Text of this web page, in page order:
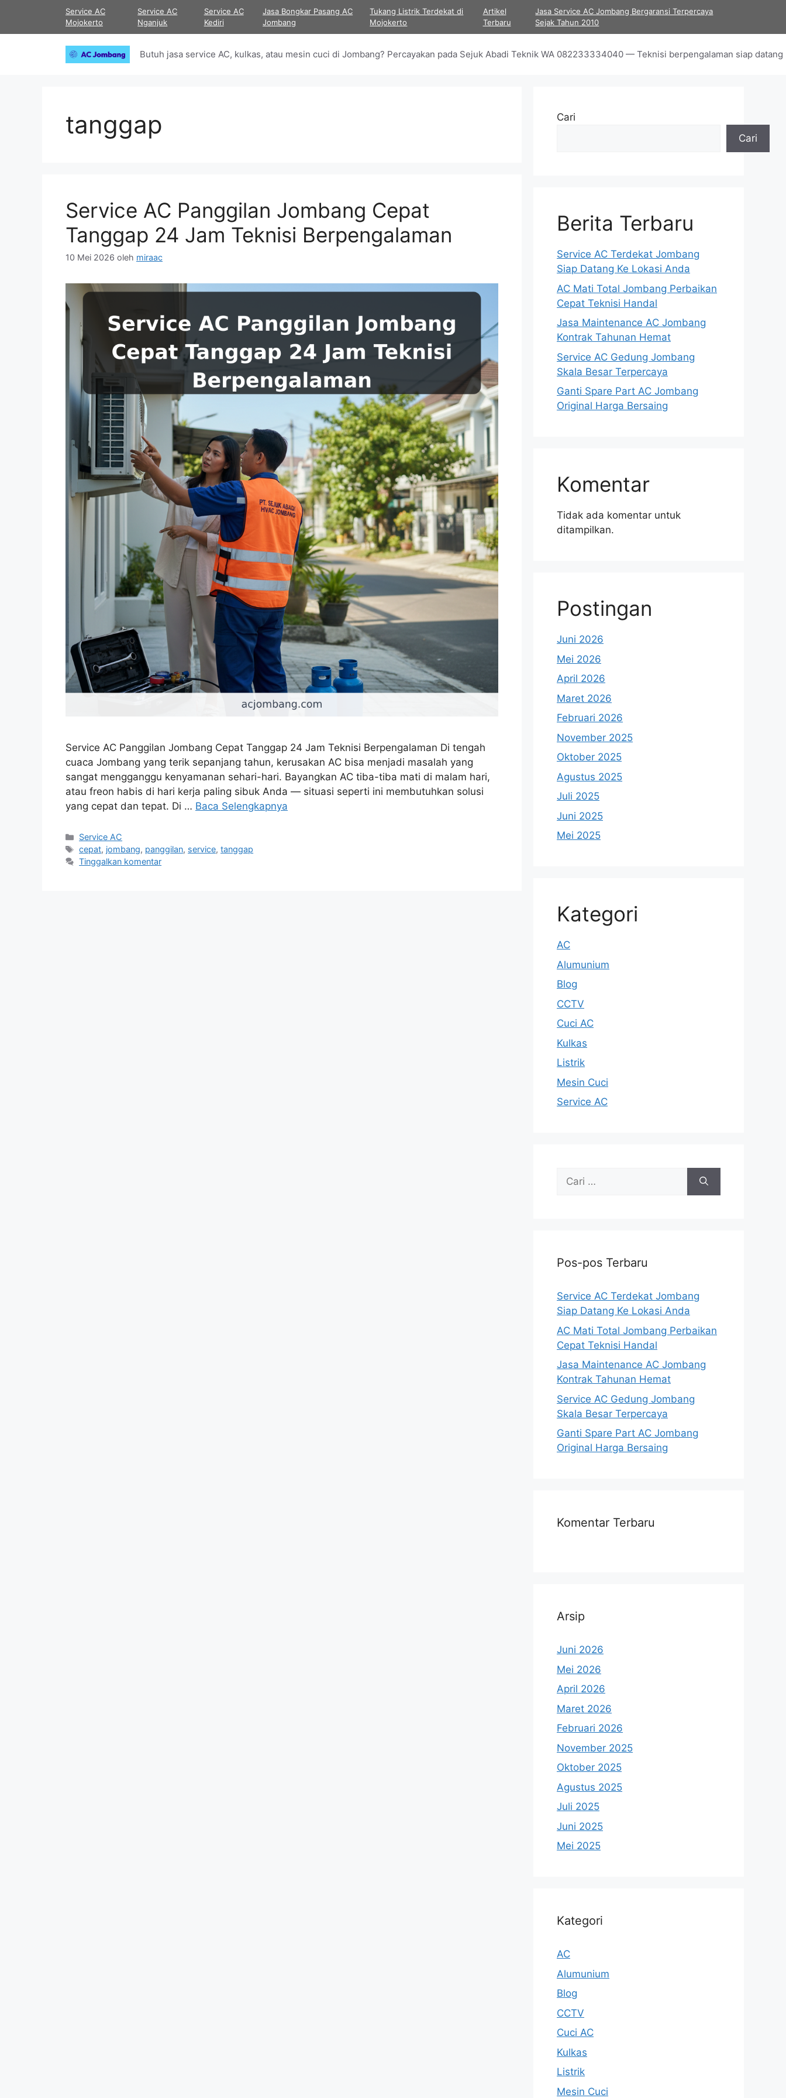
isi
Service AC
Mojokerto
Service AC
Nganjuk
Service AC
Kediri
Jasa Bongkar Pasang AC
Jombang
Tukang Listrik Terdekat di
Mojokerto
Artikel
Terbaru
Jasa Service AC Jombang Bergaransi Terpercaya
Sejak Tahun 2010
Butuh jasa service AC, kulkas, atau mesin cuci di Jombang? Percayakan pada Sejuk Abadi Teknik WA 082233334040 — Teknisi berpengalaman siap
tanggap
Service AC Panggilan Jombang Cepat
Tanggap 24 Jam Teknisi Berpengalaman
10 Mei 2026 oleh miraac
Service AC Panggilan Jombang Cepat Tanggap 24 Jam Teknisi Berpengalaman Di tengah
cuaca Jombang yang terik sepanjang tahun, kerusakan AC bisa menjadi masalah yang
sangat mengganggu kenyamanan sehari-hari. Bayangkan AC tiba-tiba mati di malam hari,
atau freon habis di hari kerja paling sibuk Anda — situasi seperti ini membutuhkan solusi
yang cepat dan tepat. Di … Baca Selengkapnya
Kategori
Service AC
Tag
cepat, jombang, panggilan, service,tanggap
Tinggalkan komentar
Cari
Cari
Berita Terbaru
Service AC Terdekat Jombang
Siap Datang Ke Lokasi Anda
AC Mati Total Jombang Perbaikan
Cepat Teknisi Handal
Jasa Maintenance AC Jombang
Kontrak Tahunan Hemat
Service AC Gedung Jombang
Skala Besar Terpercaya
Ganti Spare Part AC Jombang
Original Harga Bersaing
Komentar
Tidak ada komentar untuk
ditampilkan.
Postingan
Juni 2026
Mei 2026
April 2026
Maret 2026
Februari 2026
November 2025
Oktober 2025
Agustus 2025
Juli 2025
Juni 2025
Mei 2025
Kategori
AC
Alumunium
Blog
CCTV
Cuci AC
Kulkas
Listrik
Mesin Cuci
Service AC
Cari
Pos-pos Terbaru
Service AC Terdekat Jombang
Siap Datang Ke Lokasi Anda
AC Mati Total Jombang Perbaikan
Cepat Teknisi Handal
Jasa Maintenance AC Jombang
Kontrak Tahunan Hemat
Service AC Gedung Jombang
Skala Besar Terpercaya
Ganti Spare Part AC Jombang
Original Harga Bersaing
Komentar Terbaru
Arsip
Juni 2026
Mei 2026
April 2026
Maret 2026
Februari 2026
November 2025
Oktober 2025
Agustus 2025
Juli 2025
Juni 2025
Mei 2025
Kategori
AC
Alumunium
Blog
CCTV
Cuci AC
Kulkas
Listrik
Mesin Cuci